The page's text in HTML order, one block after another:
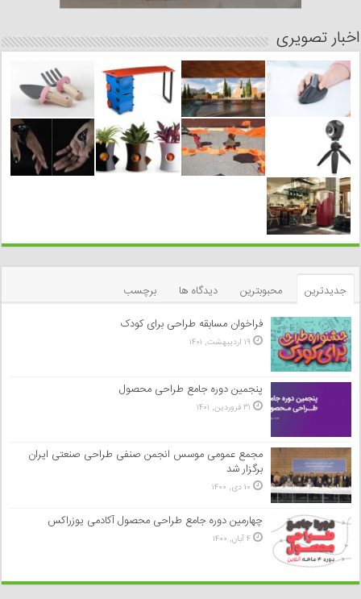
اخبار تصویری
جدیدترین محبوبترین دیدگاه ها
برچسب
فراخوان مسابقه طراحی برای کودک
۱۹ اردیبهشت, ۱۴۰۱
پنجمین دوره جامع طراحی محصول
۳۱ فروردین, ۱۴۰۱
مجمع عمومی موسس انجمن صنفی طراحی صنعتی ایران
برگزار شد
۱۰ دی, ۱۴۰۰
چهارمین دوره جامع طراحی محصول آکادمی یوزراکس
۴ آبان, ۱۴۰۰